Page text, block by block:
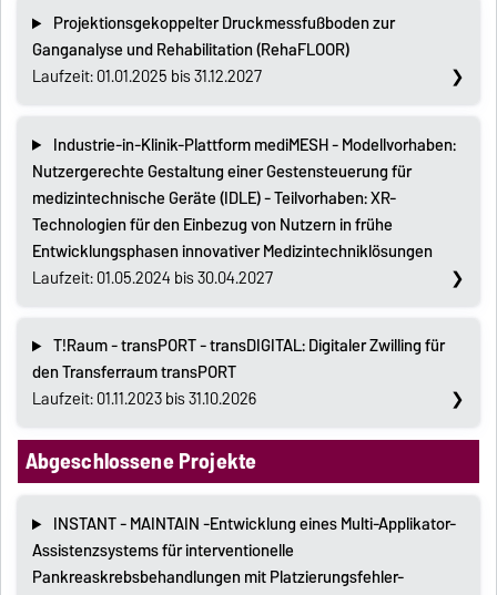
Projektionsgekoppelter Druckmessfußboden zur
Ganganalyse und Rehabilitation (RehaFLOOR)
Laufzeit: 01.01.2025 bis 31.12.2027
Industrie-in-Klinik-Plattform mediMESH - Modellvorhaben:
Nutzergerechte Gestaltung einer Gestensteuerung für
medizintechnische Geräte (IDLE) - Teilvorhaben: XR-
Technologien für den Einbezug von Nutzern in frühe
Entwicklungsphasen innovativer Medizintechniklösungen
Laufzeit: 01.05.2024 bis 30.04.2027
T!Raum - transPORT - transDIGITAL: Digitaler Zwilling für
den Transferraum transPORT
Laufzeit: 01.11.2023 bis 31.10.2026
Abgeschlossene Projekte
INSTANT - MAINTAIN -Entwicklung eines Multi-Applikator-
Assistenzsystems für interventionelle
Pankreaskrebsbehandlungen mit Platzierungsfehler-